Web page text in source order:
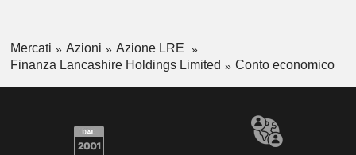
Mercati Azioni
Azione LRE
Finanza Lancashire Holdings Limited
Conto economico